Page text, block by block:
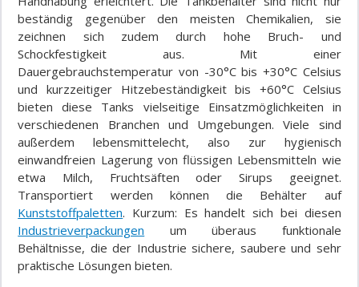
beständig gegenüber den meisten Chemikalien, sie
zeichnen sich zudem durch hohe Bruch- und
Schockfestigkeit aus. Mit einer
Dauergebrauchstemperatur von -30°C bis +30°C Celsius
und kurzzeitiger Hitzebeständigkeit bis +60°C Celsius
bieten diese Tanks vielseitige Einsatzmöglichkeiten in
verschiedenen Branchen und Umgebungen. Viele sind
außerdem lebensmittelecht, also zur hygienisch
einwandfreien Lagerung von flüssigen Lebensmitteln wie
etwa Milch, Fruchtsäften oder Sirups geeignet.
Transportiert werden können die Behälter auf
Kunststoffpaletten. Kurzum: Es handelt sich bei diesen
Industrieverpackungen um überaus funktionale
Behältnisse, die der Industrie sichere, saubere und sehr
praktische Lösungen bieten.